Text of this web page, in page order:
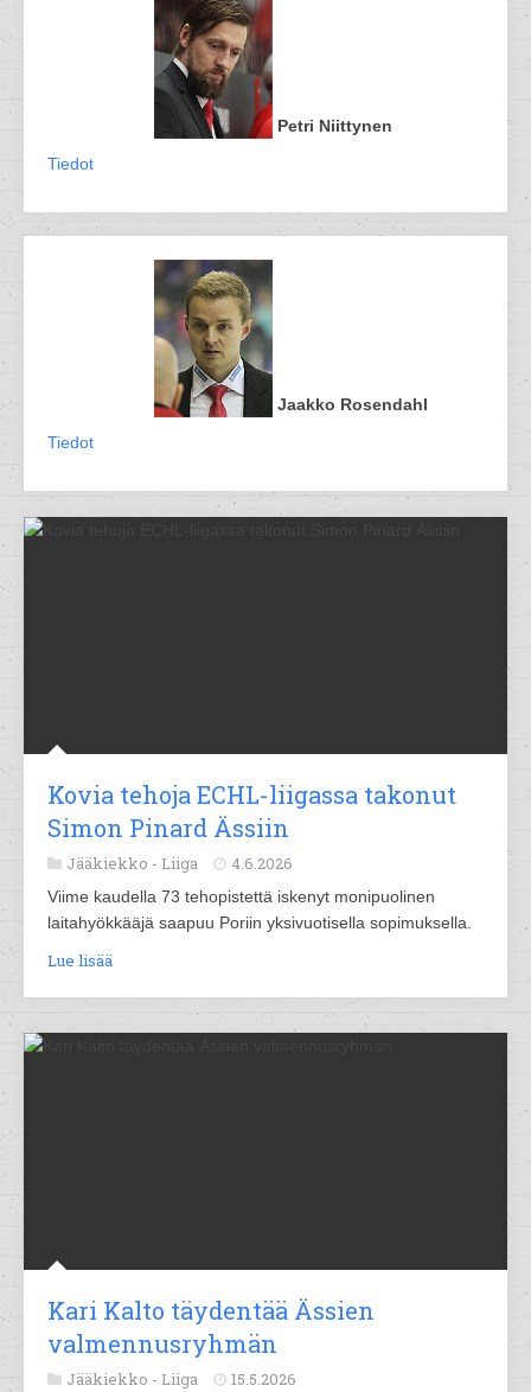
Petri Niittynen
Tiedot
Jaakko Rosendahl
Tiedot
Kovia tehoja ECHL-liigassa takonut
Simon Pinard Ässiin
Jääkiekko - Liiga 4.6.2026
Viime kaudella 73 tehopistettä iskenyt monipuolinen
laitahyökkääjä saapuu Poriin yksivuotisella sopimuksella.
Lue lisää
Kari Kalto täydentää Ässien
valmennusryhmän
Jääkiekko - Liiga 15.5.2026